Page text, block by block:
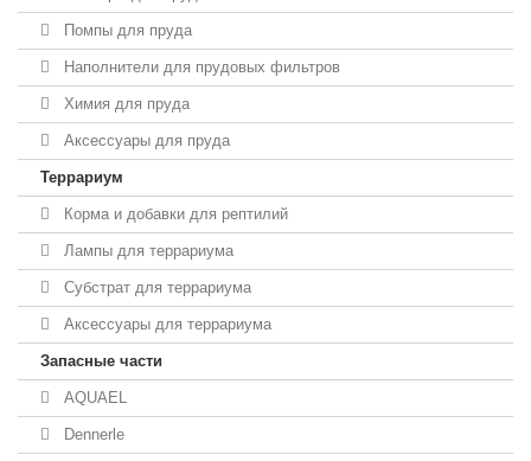
Помпы для пруда
Наполнители для прудовых фильтров
Химия для пруда
Аксессуары для пруда
Террариум
Корма и добавки для рептилий
Лампы для террариума
Субстрат для террариума
Аксессуары для террариума
Запасные части
AQUAEL
Dennerle